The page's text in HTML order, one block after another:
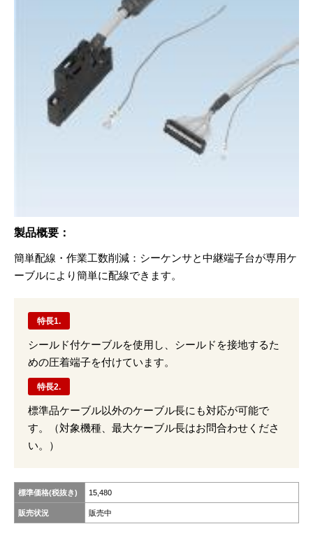
製品概要：
簡単配線・作業⼯数削減：シーケンサと中継端⼦台が専⽤ケ
ーブルにより簡単に配線できます。
特長1.
シールド付ケーブルを使用し、シールドを接地するた
めの圧着端子を付けています。
特長2.
標準品ケーブル以外のケーブル長にも対応が可能で
す。（対象機種、最大ケーブル長はお問合わせくださ
い。）
標準価格(税抜き) 15,480
販売状況 販売中